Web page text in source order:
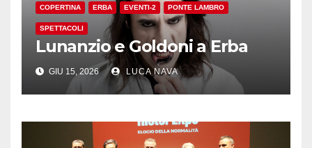
COPERTINA ERBA EVENTI-2 PONTE LAMBRO
SPETTACOLI
Lunanzio e Goldoni a Erba
GIU 15, 2026 LUCA NAVA